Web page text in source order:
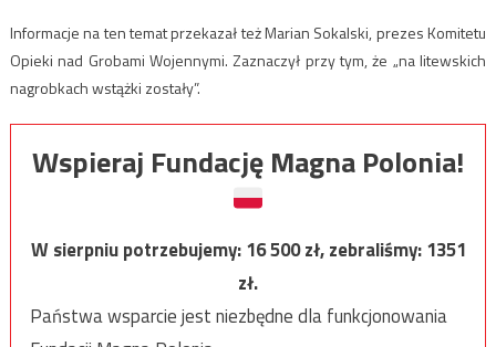
Informacje na ten temat przekazał teżMarian Sokalski, prezes Komitetu
Opieki nad Grobami Wojennymi.Zaznaczył przy tym, że „na litewskich
nagrobkach wstążki zostały”.
Wspieraj Fundację Magna Polonia!
W sierpniu potrzebujemy:16 500zł, zebraliśmy:1351
zł.
Państwa wsparcie jest niezbędne dla funkcjonowania